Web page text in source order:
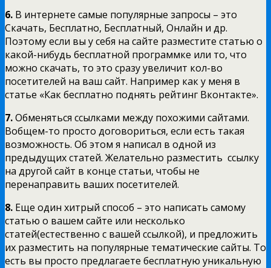
6. В интернете самые популярные запросы – это
Скачать, Бесплатно, Бесплатный, Онлайн и др.
Поэтому если вы у себя на сайте разместите статью о
какой-нибудь бесплатной программке или то, что
можно скачать, то это сразу увеличит кол-во
посетителей на ваш сайт. Например как у меня в
статье «Как бесплатно поднять рейтинг Вконтакте».
7.Обменяться ссылками между похожими сайтами.
Вобщем-то просто договориться, если есть такая
возможность. Об этом я написал в одной из
предыдущих статей. Желательно разместить ссылку
на другой сайт в конце статьи, чтобы не
перенаправить ваших посетителей.
8. Еще один хитрый способ – это написать самому
статью о вашем сайте или несколько
статей(естественно с вашей ссылкой), и предложить
их разместить на популярные тематические сайты. То
есть вы просто предлагаете бесплатную уникальную